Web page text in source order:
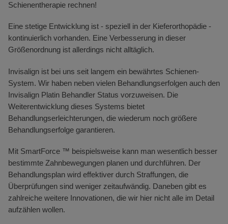
Schienentherapie rechnen!
Eine stetige Entwicklung ist - speziell in der Kieferorthopädie -
kontinuierlich vorhanden. Eine Verbesserung in dieser
Größenordnung ist allerdings nicht alltäglich.
Invisalign ist bei uns seit langem ein bewährtes Schienen-
System. Wir haben neben vielen Behandlungserfolgen auch den
Invisalign Platin Behandler Status vorzuweisen. Die
Weiterentwicklung dieses Systems bietet
Behandlungserleichterungen, die wiederum noch größere
Behandlungserfolge garantieren.
Mit SmartForce ™ beispielsweise kann man wesentlich besser
bestimmte Zahnbewegungen planen und durchführen. Der
Behandlungsplan wird effektiver durch Straffungen, die
Überprüfungen sind weniger zeitaufwändig. Daneben gibt es
zahlreiche weitere Innovationen, die wir hier nicht alle im Detail
aufzählen wollen.